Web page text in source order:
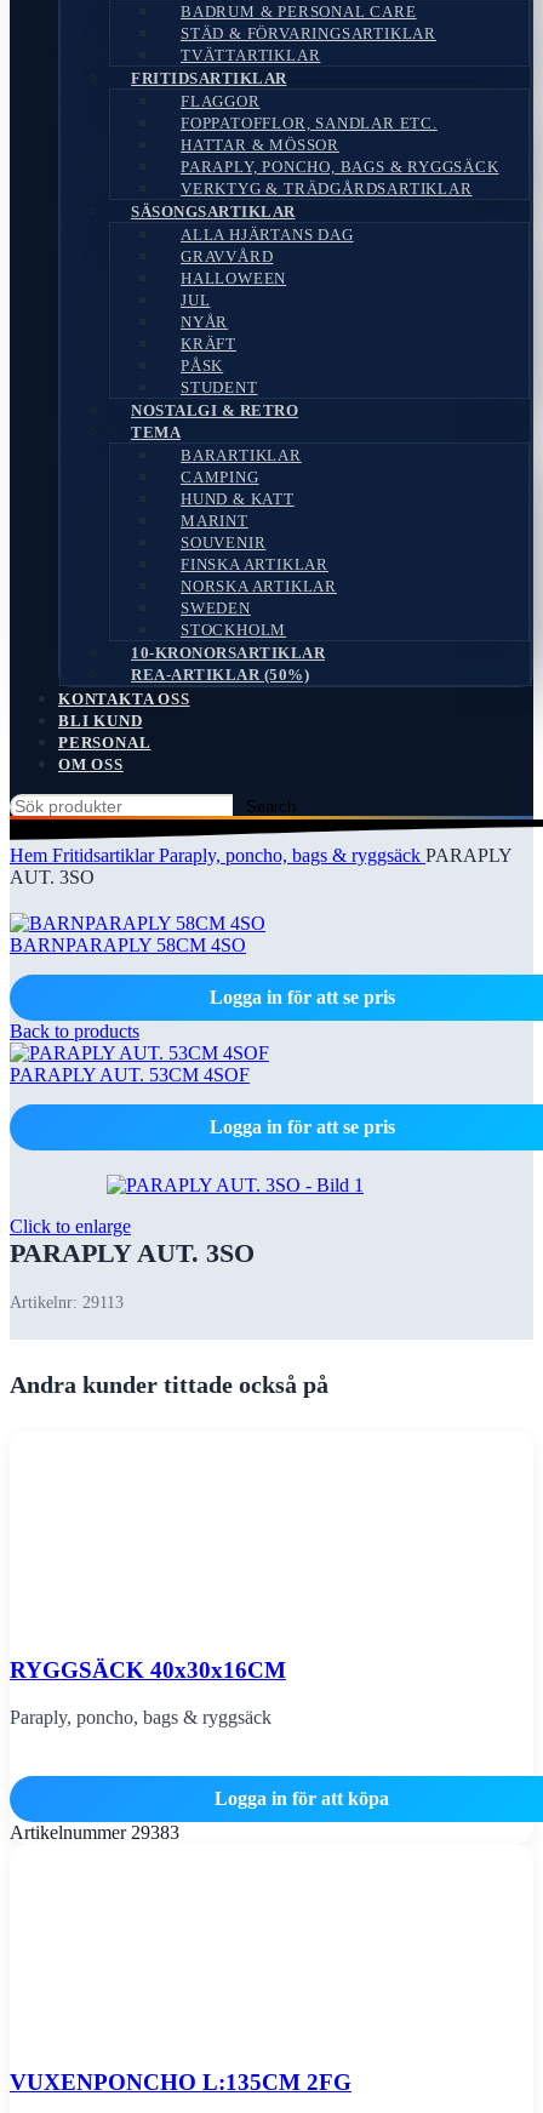
BADRUM & PERSONAL CARE
STÄD & FÖRVARINGSARTIKLAR
TVÄTTARTIKLAR
FRITIDSARTIKLAR
FLAGGOR
FOPPATOFFLOR, SANDLAR ETC.
HATTAR & MÖSSOR
PARAPLY, PONCHO, BAGS & RYGGSÄCK
VERKTYG & TRÄDGÅRDSARTIKLAR
SÄSONGSARTIKLAR
ALLA HJÄRTANS DAG
GRAVVÅRD
HALLOWEEN
JUL
NYÅR
KRÄFT
PÅSK
STUDENT
NOSTALGI & RETRO
TEMA
BARARTIKLAR
CAMPING
HUND & KATT
MARINT
SOUVENIR
FINSKA ARTIKLAR
NORSKA ARTIKLAR
SWEDEN
STOCKHOLM
10-KRONORSARTIKLAR
REA-ARTIKLAR (50%)
KONTAKTA OSS
BLI KUND
PERSONAL
OM OSS
Search
Hem FritidsartiklarParaply, poncho, bags & ryggsäck PARAPLY
AUT. 3SO
BARNPARAPLY 58CM 4SO
Logga in för att se pris
Back to products
PARAPLY AUT. 53CM 4SOF
Logga in för att se pris
Click to enlarge
PARAPLY AUT. 3SO
Artikelnr: 29113
Andra kunder tittade också på
RYGGSÄCK 40x30x16CM
Paraply, poncho, bags & ryggsäck
Logga in för att köpa
Artikelnummer 29383
VUXENPONCHO L:135CM 2FG